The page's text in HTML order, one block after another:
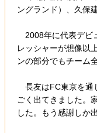
ングランド）、久保
2008年に代表デビ
レッシャーが想像以
ンの部分でもチーム
長友はFC東京を通
ごく出てきました。
した。もう感謝しか